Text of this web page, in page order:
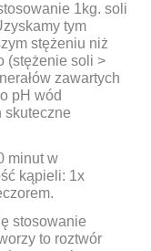
1kg. soli
tym
stężeniu niż
(stężenie soli >
zawartych
pH wód
skuteczne
minut w
kąpieli: 1x
stosowanie
to roztwór